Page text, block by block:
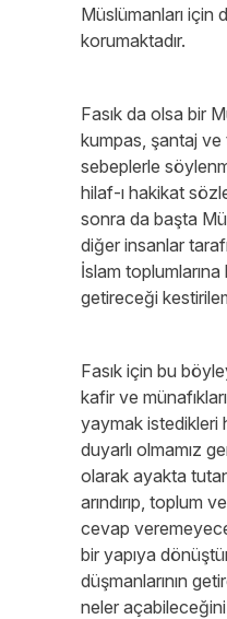
Müslümanları için
korumaktadır.
Fasık da olsa bir
kumpas, şantaj ve
sebeplerle
hilaf-ı hakikat
sonra da başta
diğer insanlar
İslam
getireceği
Fasık için bu
kafir ve
yaymak istedikleri
duyarlı olmamız
olarak ayakta
arındırıp, toplum
cevap
bir yapıya
düşmanlarının
neler